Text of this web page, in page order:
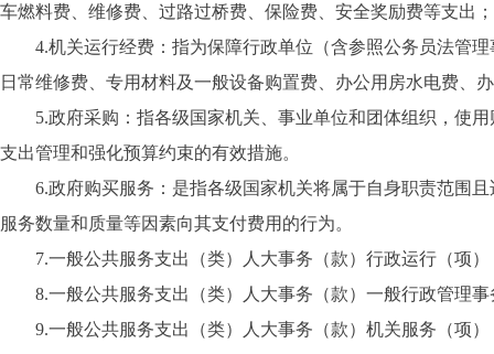
车燃料费、维修费、过路过桥费、保险费、安全奖励费等支出
4.机关运行经费：指为保障行政单位（含参照公务员法管理
日常维修费、专用材料及一般设备购置费、办公用房水电费、
5.政府采购：指各级国家机关、事业单位和团体组织，使用
支出管理和强化预算约束的有效措施。
6.政府购买服务：是指各级国家机关将属于自身职责范围且
服务数量和质量等因素向其支付费用的行为。
7.一般公共服务支出（类）人大事务（款）行政运行（项）
8.一般公共服务支出（类）人大事务（款）一般行政管理事
9.一般公共服务支出（类）人大事务（款）机关服务（项）